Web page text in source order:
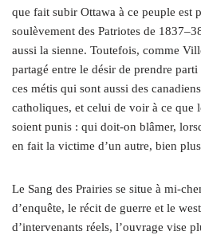
que fait subir Ottawa à ce peuple est
soulèvement des Patriotes de
aussi la sienne. Toutefois, comme
partagé entre le désir de prendre parti
ces métis qui sont aussi des
catholiques, et celui de voir à ce que
soient punis : qui doit-on blâmer,
en fait la victime d’un autre, bien
Le Sang des Prairies se situe à mi-
d’enquête, le récit de guerre et le
d’intervenants réels, l’ouvrage vise